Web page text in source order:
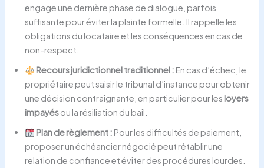
engage une dernière phase de dialogue, parfois
suffisante pour éviter la plainte formelle. Il rappelle les
obligations du locataire et les conséquences en cas de
non-respect.
Recours juridictionnel traditionnel : En cas d’échec, le
propriétaire peut saisir le tribunal d’instance pour obtenir
une décision contraignante, en particulier pour les loyers
impayésou la résiliation du bail.
Plan de règlement : Pour les difficultés de paiement,
proposer un échéancier négocié peut rétablir une
relation de confiance et éviter des procédures lourdes.